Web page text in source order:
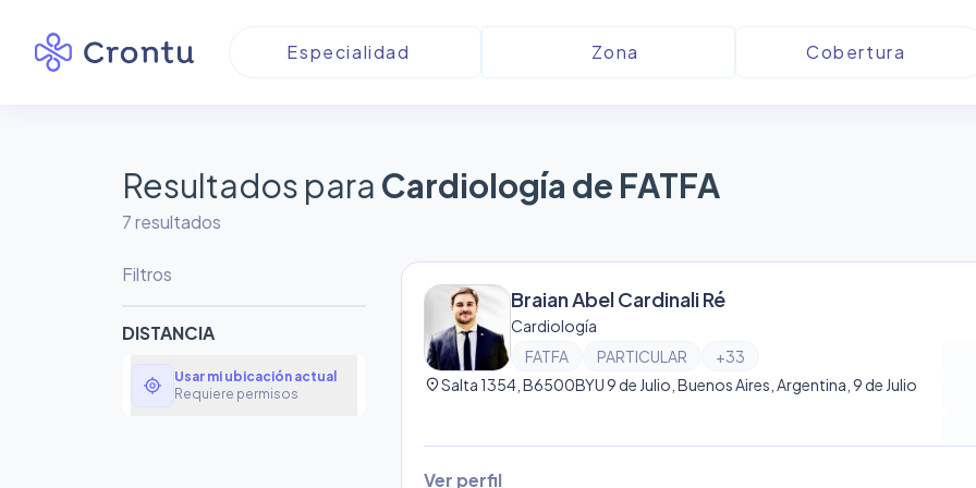
Resultados para Cardiología de FATFA
7resultados
Filtros
DISTANCIA
my_location
Usar mi ubicación actual
Requiere permisos
Braian Abel Cardinali Ré
Cardiología
FATFA
PARTICULAR +33
location_onSalta 1354, B6500BYU 9 de Julio, Buenos Aires, Argentina, 9 de Julio
Ver perfil